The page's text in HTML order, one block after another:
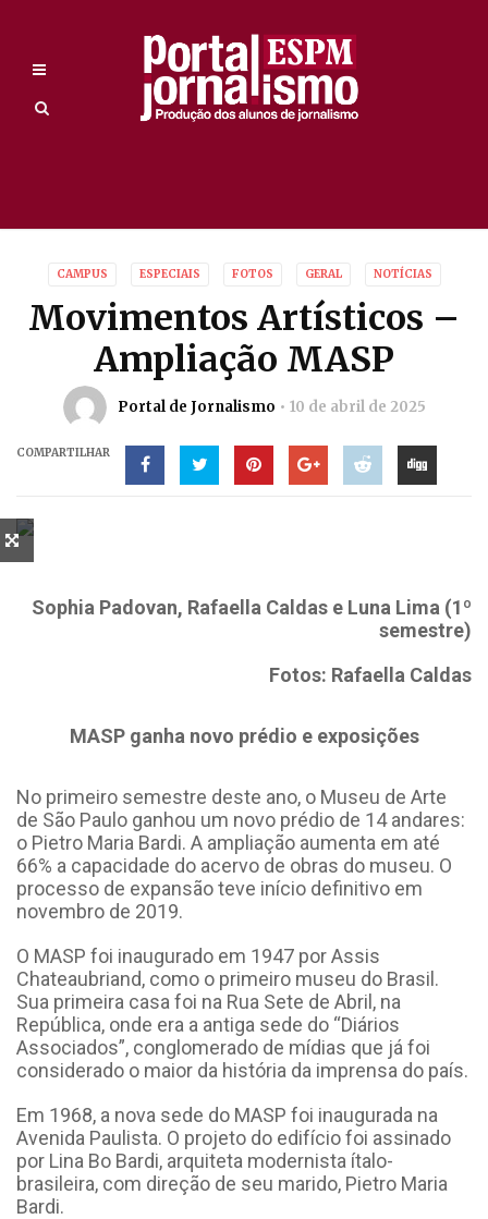
CAMPUS ESPECIAIS FOTOS GERAL NOTÍCIAS
Movimentos Artísticos –
Ampliação MASP
Portal de Jornalismo 10 de abril de 2025
COMPARTILHAR
Sophia Padovan, Rafaella Caldas e Luna Lima (1º
semestre)
Fotos: Rafaella Caldas
MASP ganha novo prédio e exposições
No primeiro semestre deste ano, o Museu de Arte
de São Paulo ganhou um novo prédio de 14 andares:
o Pietro Maria Bardi. A ampliação aumenta em até
66% a capacidade do acervo de obras do museu. O
processo de expansão teve início definitivo em
novembro de 2019.
O MASP foi inaugurado em 1947 por Assis
Chateaubriand, como o primeiro museu do Brasil.
Sua primeira casa foi na Rua Sete de Abril, na
República, onde era a antiga sede do “Diários
Associados”, conglomerado de mídias que já foi
considerado o maior da história da imprensa do país.
Em 1968, a nova sede do MASP foi inaugurada na
Avenida Paulista. O projeto do edifício foi assinado
por Lina Bo Bardi, arquiteta modernista ítalo-
brasileira, com direção de seu marido, Pietro Maria
Bardi.